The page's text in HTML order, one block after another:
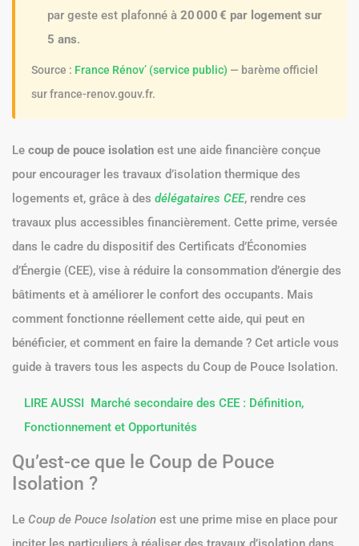
par geste est plafonné à 20 000 € par logement sur
5 ans.
Source : France Rénov’ (service public) — barème officiel
sur france-renov.gouv.fr.
Le coup de pouce isolation est une aide financière conçue
pour encourager les travaux d’isolation thermique des
logements et, grâce à des délégataires CEE, rendre ces
travaux plus accessibles financièrement. Cette prime, versée
dans le cadre du dispositif des Certificats d’Économies
d’Énergie (CEE), vise à réduire la consommation d’énergie des
bâtiments et à améliorer le confort des occupants. Mais
comment fonctionne réellement cette aide, qui peut en
bénéficier, et comment en faire la demande ? Cet article vous
guide à travers tous les aspects du Coup de Pouce Isolation.
LIRE AUSSI Marché secondaire des CEE : Définition,
Fonctionnement et Opportunités
Qu’est-ce que le Coup de Pouce
Isolation ?
Le Coup de Pouce Isolation est une prime mise en place pour